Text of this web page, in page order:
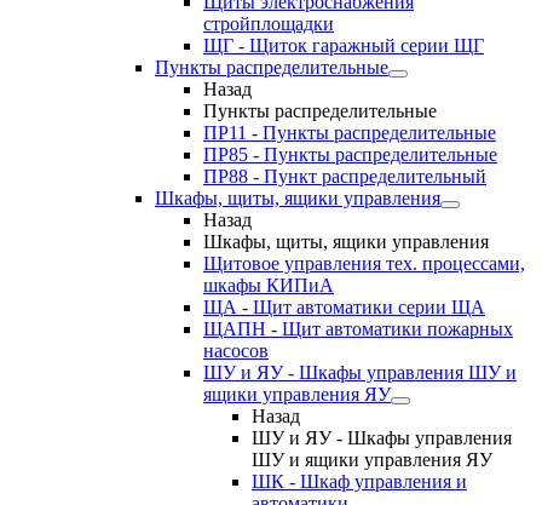
стройплощадки
ЩГ - Щиток гаражный серии ЩГ
Пункты распределительные
Назад
Пункты распределительные
ПР11 - Пункты распределительные
ПР85 - Пункты распределительные
ПР88 - Пункт распределительный
Шкафы, щиты, ящики управления
Назад
Шкафы, щиты, ящики управления
Щитовое управления тех. процессами,
шкафы КИПиА
ЩА - Щит автоматики серии ЩА
ЩАПН - Щит автоматики пожарных
насосов
ШУ и ЯУ - Шкафы управления ШУ и
ящики управления ЯУ
Назад
ШУ и ЯУ - Шкафы управления
ШУ и ящики управления ЯУ
ШК - Шкаф управления и